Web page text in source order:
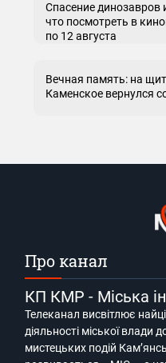
Спасение динозавров
что посмотреть в
по 12 августа
Вечная память: на
Каменское вернулся
Про канал
КП КМР - Міська
Телеканал висвітлює
діяльності міської влади
мистецьких подій